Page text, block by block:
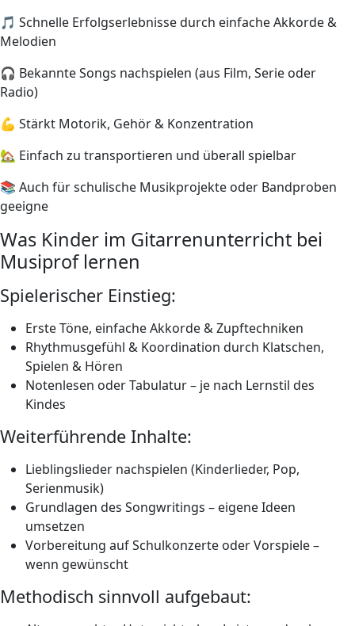
🎵 Schnelle Erfolgserlebnisse durch einfache Akkorde &
Melodien
🎧 Bekannte Songs nachspielen (aus Film, Serie oder
Radio)
💪 Stärkt Motorik, Gehör & Konzentration
🏡 Einfach zu transportieren und überall spielbar
📚 Auch für schulische Musikprojekte oder Bandproben
geeigne
Was Kinder im Gitarrenunterricht bei
Musiprof lernen
Spielerischer Einstieg:
Erste Töne, einfache Akkorde & Zupftechniken
Rhythmusgefühl & Koordination durch Klatschen,
Spielen & Hören
Notenlesen oder Tabulatur – je nach Lernstil des
Kindes
Weiterführende Inhalte:
Lieblingslieder nachspielen (Kinderlieder, Pop,
Serienmusik)
Grundlagen des Songwritings – eigene Ideen
umsetzen
Vorbereitung auf Schulkonzerte oder Vorspiele –
wenn gewünscht
Methodisch sinnvoll aufgebaut: